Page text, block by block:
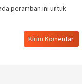
peramban ini untuk